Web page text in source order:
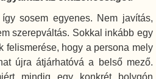
sosem egyenes. Nem javítás,
szerepváltás. Sokkal inkább egy
felismerése, hogy a persona mely
újra átjárhatóvá a belső mező.
mindig egy konkrét bolygón